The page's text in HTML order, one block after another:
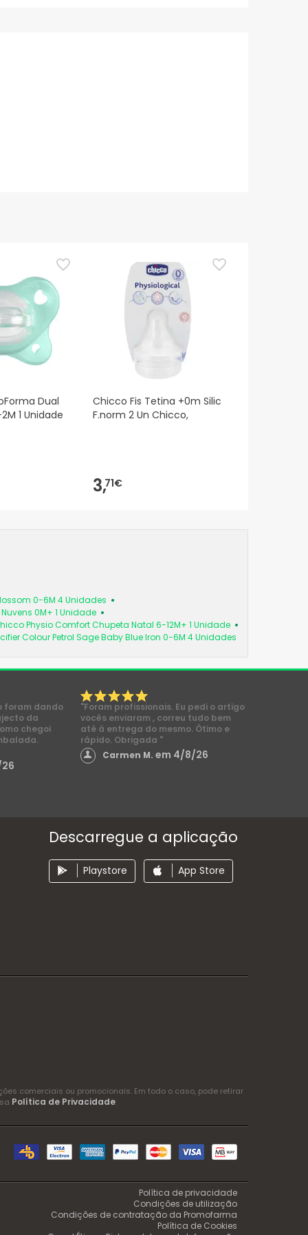
Dual
1 Unidade
Chicco Fis Tetina +0m Silic
F.norm 2 Un Chicco,
3,71€
0-6M 4 Unidades
0M+ 1 Unidade
Physio Comfort Chupeta Natal 6-12M+ 1 Unidade
Colour Petrol Sage Baby Blue Iron 0-6M 4 Unidades
foram dando
da
chegoi
"Foram profissionais. Eu pedi o artigo
vocês enviaram , correu tudo bem
até á entrega do mesmo. Ótimo e
rápido. Obrigada "
Carmen M. em 4/8/26
Descarregue a aplicação
Playstore App Store
comerciais ou promocionais. Em todo o caso, pode retirar
Política de Privacidade.
Política de privacidade
Condições de utilização
Condições de contratação da Promofarma
Política de Cookies